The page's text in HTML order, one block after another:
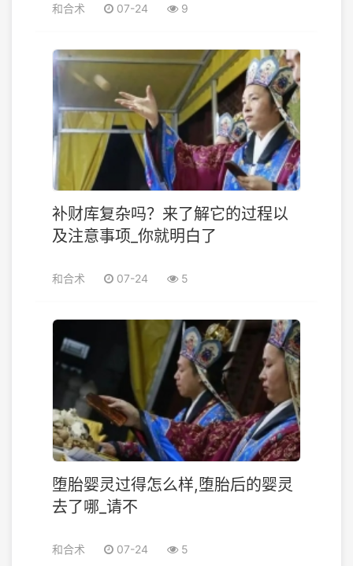
和合术 07-24 9
补财库复杂吗？来了解它的过程以
及注意事项_你就明白了
和合术 07-24 5
堕胎婴灵过得怎么样,堕胎后的婴灵
去了哪_请不
和合术 07-24 5